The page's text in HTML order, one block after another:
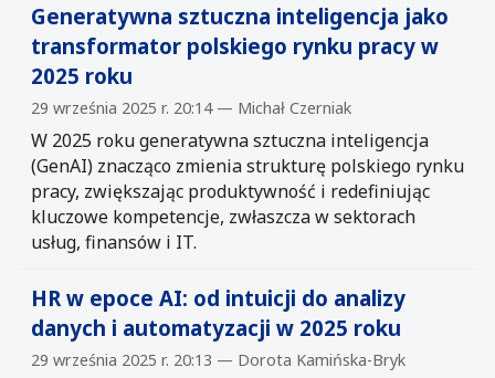
Generatywna sztuczna inteligencja jako
transformator polskiego rynku pracy w
2025 roku
29 września 2025 r. 20:14 — Michał Czerniak
W 2025 roku generatywna sztuczna inteligencja
(GenAI) znacząco zmienia strukturę polskiego rynku
pracy, zwiększając produktywność i redefiniując
kluczowe kompetencje, zwłaszcza w sektorach
usług, finansów i IT.
HR w epoce AI: od intuicji do analizy
danych i automatyzacji w 2025 roku
29 września 2025 r. 20:13 — Dorota Kamińska-Bryk